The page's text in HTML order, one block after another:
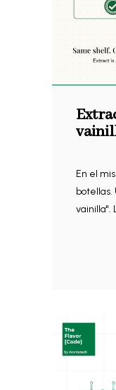
En el
botellas.
vainilla".